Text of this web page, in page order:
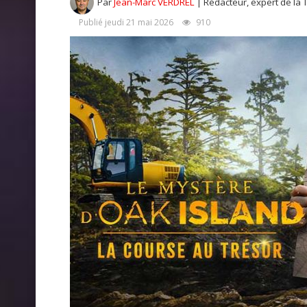
Publié jeudi 21 mai 2026 910